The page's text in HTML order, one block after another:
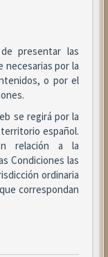
presentar las
necesarias por la
o por el
se regirá por la
español.
relación a la
Condiciones las
ordinaria
correspondan